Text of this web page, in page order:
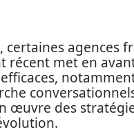
agences
récent met en
œuvre des